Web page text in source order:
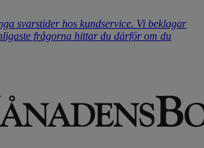
svarstider hos kundservice. Vi beklagar
frågorna hittar du därför om du